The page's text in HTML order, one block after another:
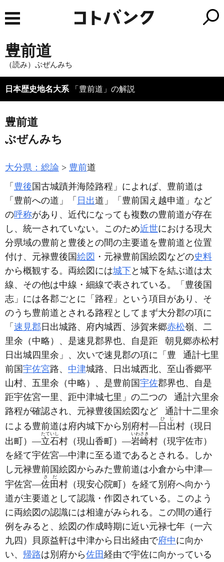
豊前道
（読み）ぶぜんみち
日本歴史地名大系 「豊前道」の解説
豊前道
ぶぜんみち
大分県：総論 豊前道
「 豊後 国古城蹟并海陸路程」によれば、豊前道は
「豊前への道」「 日出道」「豊前国え越申道」など
の呼称があり、近代になっても複数の豊前道が存在
し、統一されていない。このため近世における現大
分県域の豊前と豊後との間の主要道を豊前道と位置
付け、元禄豊後国絵図 ・元禄豊前国絵図などの史料
から概観する。両絵図には城下と城下を結ぶ道は太
線、その他は中線・細線で表されている。「豊後国
志」には各郡ごとに「路程」という項目があり、そ
のうち豊前道とされる路程としてまず大分郡の項に
「 速見郡 日出城路、府内城西、渉賀来郷赤松嶺、二
里余 （中略） 、是速見郡界 朝見郷赤松村
也、自是距
日出城四里余
通計七里
」、次いで速見郡の項に「豊
前国宇佐宮路、 中津城路、日出城西北、至山香郷平
山村、五里余 （中略） 、是豊前国宇佐郡界也、自是
距宇佐宮一里
通計六里余
、距中津城七里
通計十二里余
」の二つの
路程が確認され、元禄豊後国絵図など
による豊前道は府内城下から別府村―日出
ひじ
村 （現日
出町）―立石
たていし
村 （現山香町）―岩崎
いわさき
村 （現宇佐市）
を経て宇佐宮―中津に至る道であるとされる。しか
し元禄豊前国絵図からみた豊前道は小倉から中津―
宇佐宮―佐田
さだ
村 （現安心院町） を経て別府へ向かう
道が主要道として認識・作図されている。このよう
に両絵図の認識には相違がみられる。この間の通行
例をみると、絵図の作成時期に近い元禄七年 （一六
九四）
貝原益軒は中津から日出経由で府中に向か
い、 帰路は別府から佐田 経由で宇佐に向かっている